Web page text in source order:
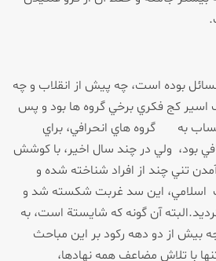
بوده است، چه پيش از انقلاب و چه
اسير كج فكري برخي گروه ها بود و پس
به گروه هاي انحرافي، براي
بود، ولي در چند سال اخير، با كوشش
تني چند از افراد شناخته شده و
اسلامي، اين سد غربت شكسته شد و
آن گونه كه شايستة است، به
بيش از دو دهه ركود بر اين مباحث
با تلاش مضاعف همه نهادها،